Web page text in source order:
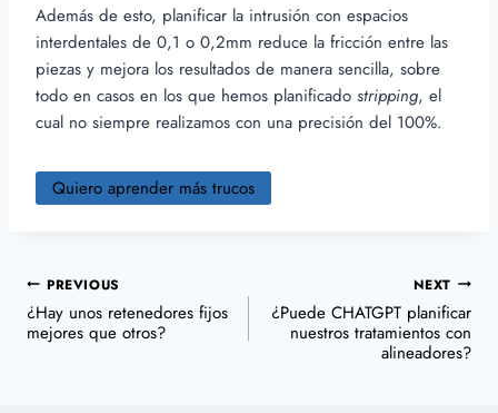
Además de esto, planificar la intrusión con espacios
interdentales de 0,1 o 0,2mm reduce la fricción entre las
piezas y mejora los resultados de manera sencilla, sobre
todo en casos en los que hemos planificado stripping, el
cual no siempre realizamos con una precisión del 100%.
Quiero aprender más trucos
PREVIOUS
¿Hay unos retenedores fijos
mejores que otros?
NEXT
¿Puede CHATGPT planificar
nuestros tratamientos con
alineadores?